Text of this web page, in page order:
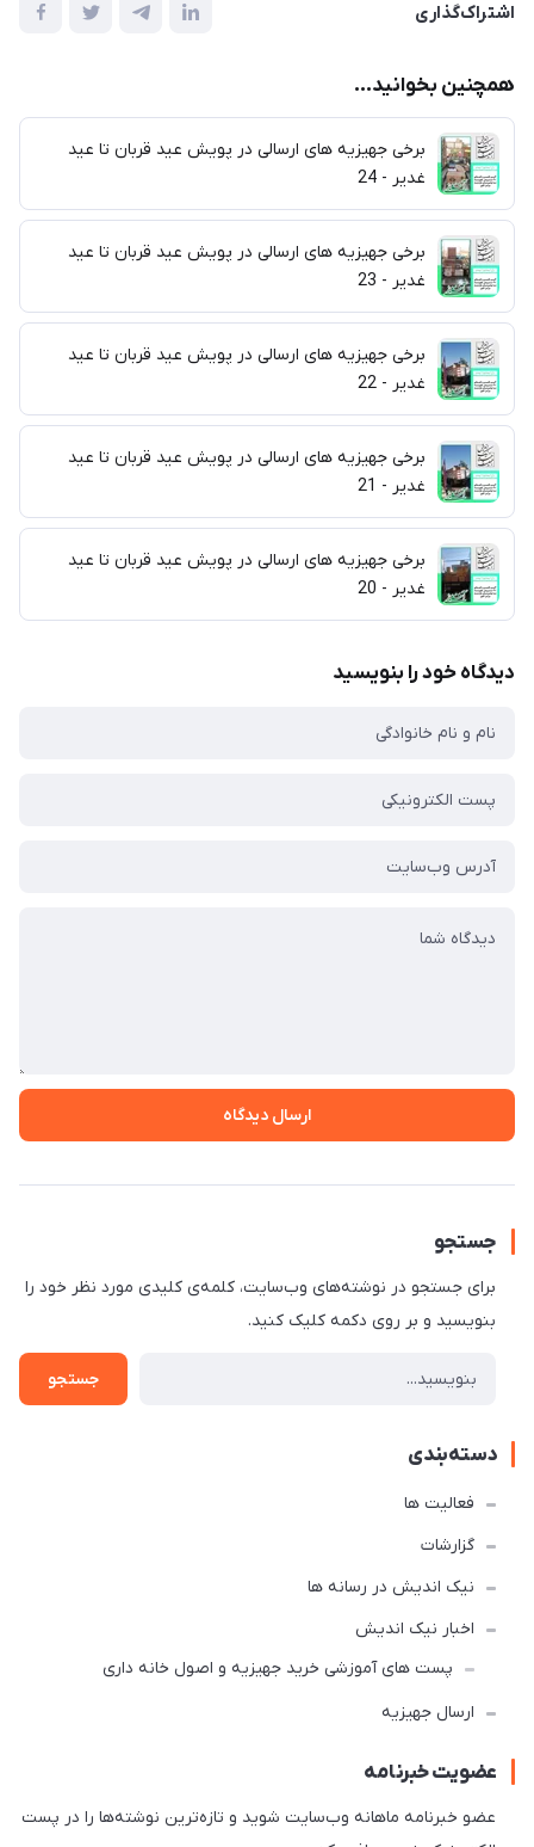
اشتراک‌گذاری
همچنین بخوانید...
برخی جهیزیه های ارسالی در پویش عید قربان تا عید
غدیر - 24
برخی جهیزیه های ارسالی در پویش عید قربان تا عید
غدیر - 23
برخی جهیزیه های ارسالی در پویش عید قربان تا عید
غدیر - 22
برخی جهیزیه های ارسالی در پویش عید قربان تا عید
غدیر - 21
برخی جهیزیه های ارسالی در پویش عید قربان تا عید
غدیر - 20
دیدگاه خود را بنویسید
ارسال دیدگاه
جستجو
برای جستجو در نوشته‌های وب‌سایت، کلمه‌ی کلیدی مورد نظر خود را
بنویسید و بر روی دکمه کلیک کنید.
جستجو
دسته‌بندی
فعالیت ها
گزارشات
نیک اندیش در رسانه ها
اخبار نیک اندیش
پست های آموزشی خرید جهیزیه و اصول خانه داری
ارسال جهیزیه
عضویت خبرنامه
عضو خبرنامه ماهانه وب‌سایت شوید و تازه‌ترین نوشته‌ها را در پست